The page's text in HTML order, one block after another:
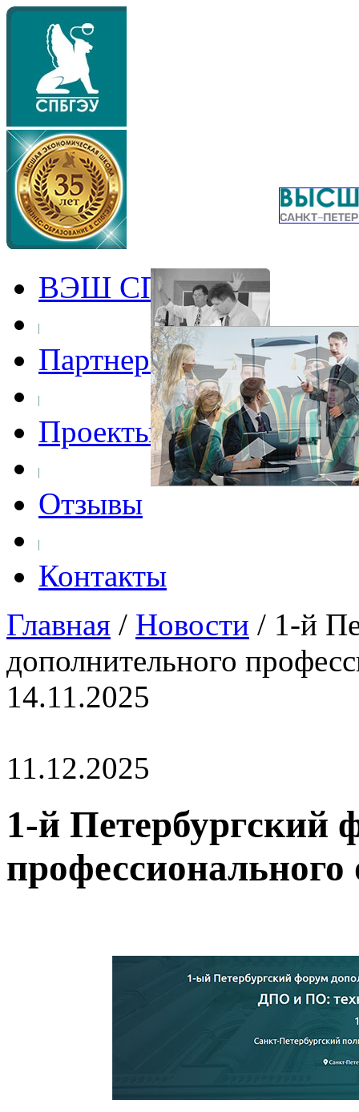
ВЭШ СПбГЭУ
Партнеры
Проекты
Отзывы
Контакты
Главная / Новости / 1-й
дополнительного
14.11.2025
11.12.2025
1-й Петербургский
профессионального